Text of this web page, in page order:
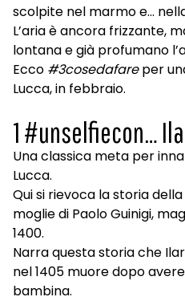
scolpite nel marmo e…
L’aria è ancora frizzante,
lontana e già profumano
Ecco #3cosedafareper
Lucca, in febbraio.
1 #unselfiecon…
Una classica meta per
Lucca.
Qui si rievoca la storia
moglie di Paolo Guinigi,
1400.
Narra questa storia che
nel 1405 muore dopo
bambina.